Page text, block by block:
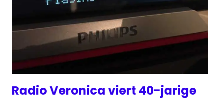
Radio Veronica viert 40-jarige